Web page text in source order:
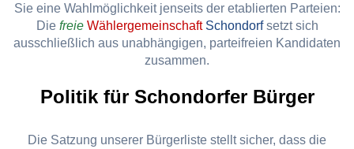
Sie eine Wahlmöglichkeit jenseits der etablierten Parteien:
Die freie Wählergemeinschaft Schondorfsetzt sich
ausschließlich aus unabhängigen, parteifreien Kandidaten
zusammen.
Politik für Schondorfer Bürger
Die Satzung unserer Bürgerliste stellt sicher, dass die